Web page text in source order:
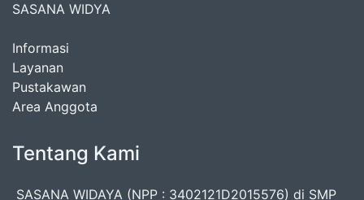
SASANA WIDYA
Informasi
Layanan
Pustakawan
Area Anggota
Tentang Kami
SASANA WIDAYA (NPP : 3402121D2015576) di SMP